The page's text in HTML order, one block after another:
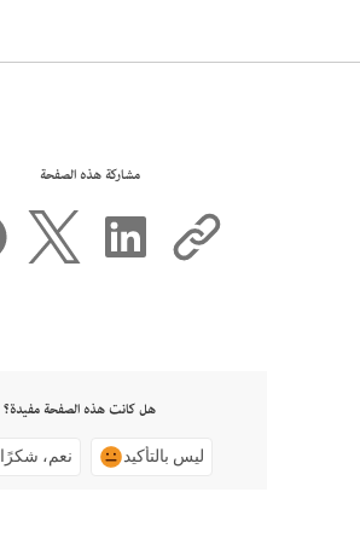
مشاركة هذه الصفحة
هل كانت هذه الصفحة مفيدة؟
نعم، شكرًا ليس بالتأكيد